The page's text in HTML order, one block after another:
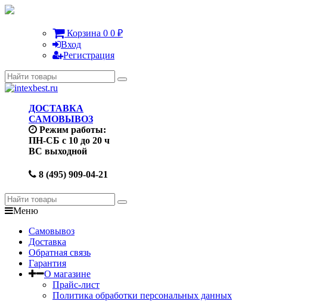
Корзина 0 0 ₽
Вход
Регистрация
ДОСТАВКА
САМОВЫВОЗ
Режим работы:
ПН-СБ с 10 до 20 ч
ВС выходной
8 (495) 909-04-21
Меню
Самовывоз
Доставка
Обратная связь
Гарантия
О магазине
Прайс-лист
Политика обработки персональных данных